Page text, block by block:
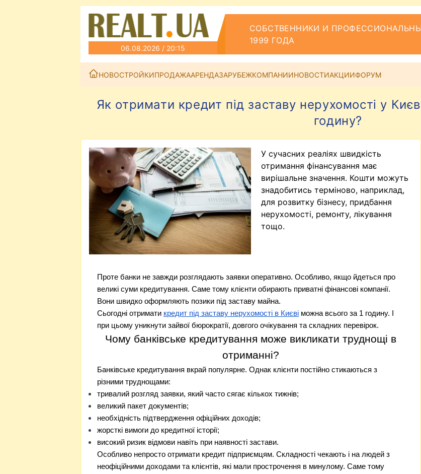
06.08.2026 / 20:15
СОБСТВЕННИКИ И
1999 ГОДА
НОВОСТРОЙКИПРОДАЖААРЕНДАЗАРУБЕЖКОМПАНИИНОВОСТИАКЦИИФОРУМ
Як отримати кредит під заставу нерухомості у
годину?
У сучасних реаліях швидкість
отримання фінансування має
вирішальне значення. Кошти можуть
знадобитись терміново, наприклад,
для розвитку бізнесу, придбання
нерухомості, ремонту, лікування
тощо.
Проте банки не завжди розглядають заявки оперативно. Особливо, якщо йдеться про
великі суми кредитування. Саме тому клієнти обирають приватні фінансові компанії.
Вони швидко оформляють позики під заставу майна.
Сьогодні отримати кредит під заставу нерухомості в Києві можна всього за 1 годину. І
при цьому уникнути зайвої бюрократії, довгого очікування та складних перевірок.
Чому банківське кредитування може викликати труднощі в
отриманні?
Банківське кредитування вкрай популярне. Однак клієнти постійно стикаються з
різними труднощами:
тривалий розгляд заявки, який часто сягає кількох тижнів;
великий пакет документів;
необхідність підтвердження офіційних доходів;
жорсткі вимоги до кредитної історії;
високий ризик відмови навіть при наявності застави.
Особливо непросто отримати кредит підприємцям. Складності чекають і на людей з
неофіційними доходами та клієнтів, які мали прострочення в минулому. Саме тому